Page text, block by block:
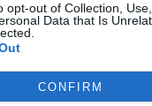
opt-out of Collection,
Data that Is
CONFIRM